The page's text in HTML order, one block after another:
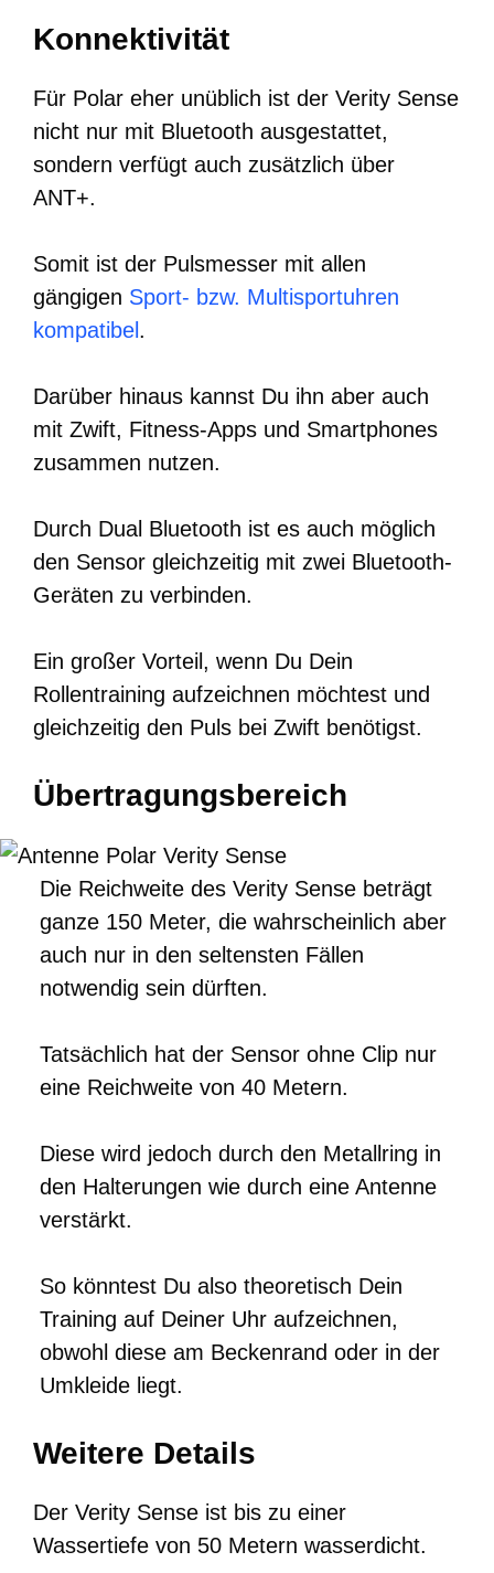
Konnektivität
Für Polar eher unüblich ist der Verity Sense
nicht nur mit Bluetooth ausgestattet,
sondern verfügt auch zusätzlich über
ANT+.
Somit ist der Pulsmesser mit allen
gängigen Sport- bzw. Multisportuhren
kompatibel .
Darüber hinaus kannst Du ihn aber auch
mit Zwift, Fitness-Apps und Smartphones
zusammen nutzen.
Durch Dual Bluetooth ist es auch möglich
den Sensor gleichzeitig mit zwei Bluetooth-
Geräten zu verbinden.
Ein großer Vorteil, wenn Du Dein
Rollentraining aufzeichnen möchtest und
gleichzeitig den Puls bei Zwift benötigst.
Übertragungsbereich
Die Reichweite des Verity Sense beträgt
ganze 150 Meter, die wahrscheinlich aber
auch nur in den seltensten Fällen
notwendig sein dürften.
Tatsächlich hat der Sensor ohne Clip nur
eine Reichweite von 40 Metern.
Diese wird jedoch durch den Metallring in
den Halterungen wie durch eine Antenne
verstärkt.
So könntest Du also theoretisch Dein
Training auf Deiner Uhr aufzeichnen,
obwohl diese am Beckenrand oder in der
Umkleide liegt.
Weitere Details
Der Verity Sense ist bis zu einer
Wassertiefe von 50 Metern wasserdicht.